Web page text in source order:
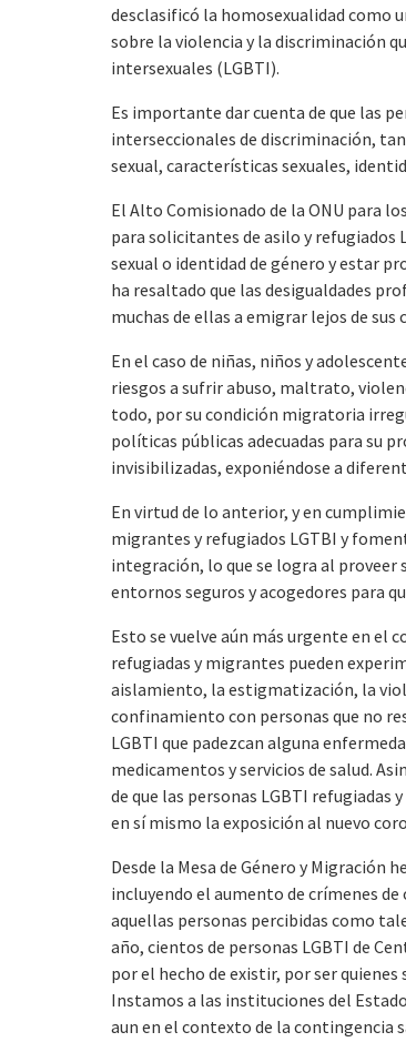
desclasificó la homosexualidad como
sobre la violencia y la discriminación
intersexuales (LGBTI).
Es importante dar cuenta de que las
interseccionales de discriminación,
sexual, características sexuales,
El Alto Comisionado de la ONU para
para solicitantes de asilo y refugiados
sexual o identidad de género y estar
ha resaltado que las desigualdades
muchas de ellas a emigrar lejos de
En el caso de niñas, niños y
riesgos a sufrir abuso, maltrato,
todo, por su condición migratoria
políticas públicas adecuadas para su
invisibilizadas, exponiéndose a
En virtud de lo anterior, y en
migrantes y refugiados LGTBI y
integración, lo que se logra al proveer
entornos seguros y acogedores para
Esto se vuelve aún más urgente en el
refugiadas y migrantes pueden
aislamiento, la estigmatización, la
confinamiento con personas que no
LGBTI que padezcan alguna
medicamentos y servicios de salud.
de que las personas LGBTI
en sí mismo la exposición al nuevo
Desde la Mesa de Género y
incluyendo el aumento de crímenes
aquellas personas percibidas como
año, cientos de personas LGBTI de
por el hecho de existir, por ser
Instamos a las instituciones del
aun en el contexto de la contingencia